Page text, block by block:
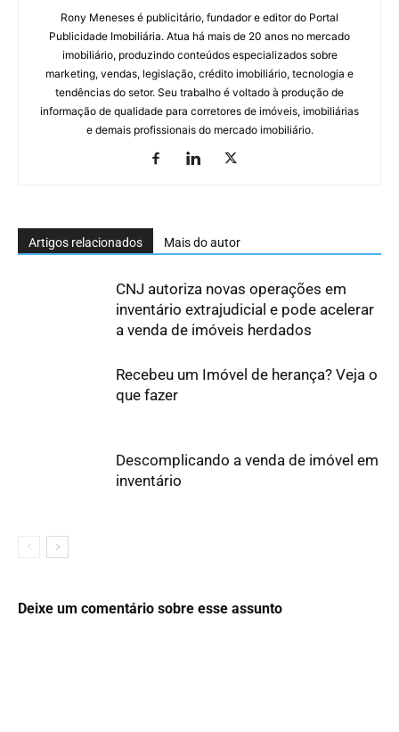
Rony Meneses é publicitário, fundador e editor do Portal
Publicidade Imobiliária. Atua há mais de 20 anos no mercado
imobiliário, produzindo conteúdos especializados sobre
marketing, vendas, legislação, crédito imobiliário, tecnologia e
tendências do setor. Seu trabalho é voltado à produção de
informação de qualidade para corretores de imóveis, imobiliárias
e demais profissionais do mercado imobiliário.
Artigos relacionados Mais do autor
CNJ autoriza novas operações em
inventário extrajudicial e pode acelerar
a venda de imóveis herdados
Recebeu um Imóvel de herança? Veja o
que fazer
Descomplicando a venda de imóvel em
inventário
Deixe um comentário sobre esse assunto